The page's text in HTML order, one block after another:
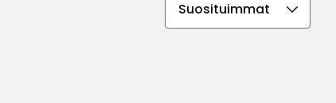
Valitse